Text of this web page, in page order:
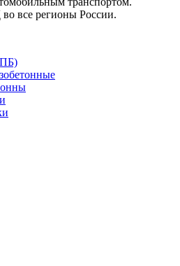
все регионы России.